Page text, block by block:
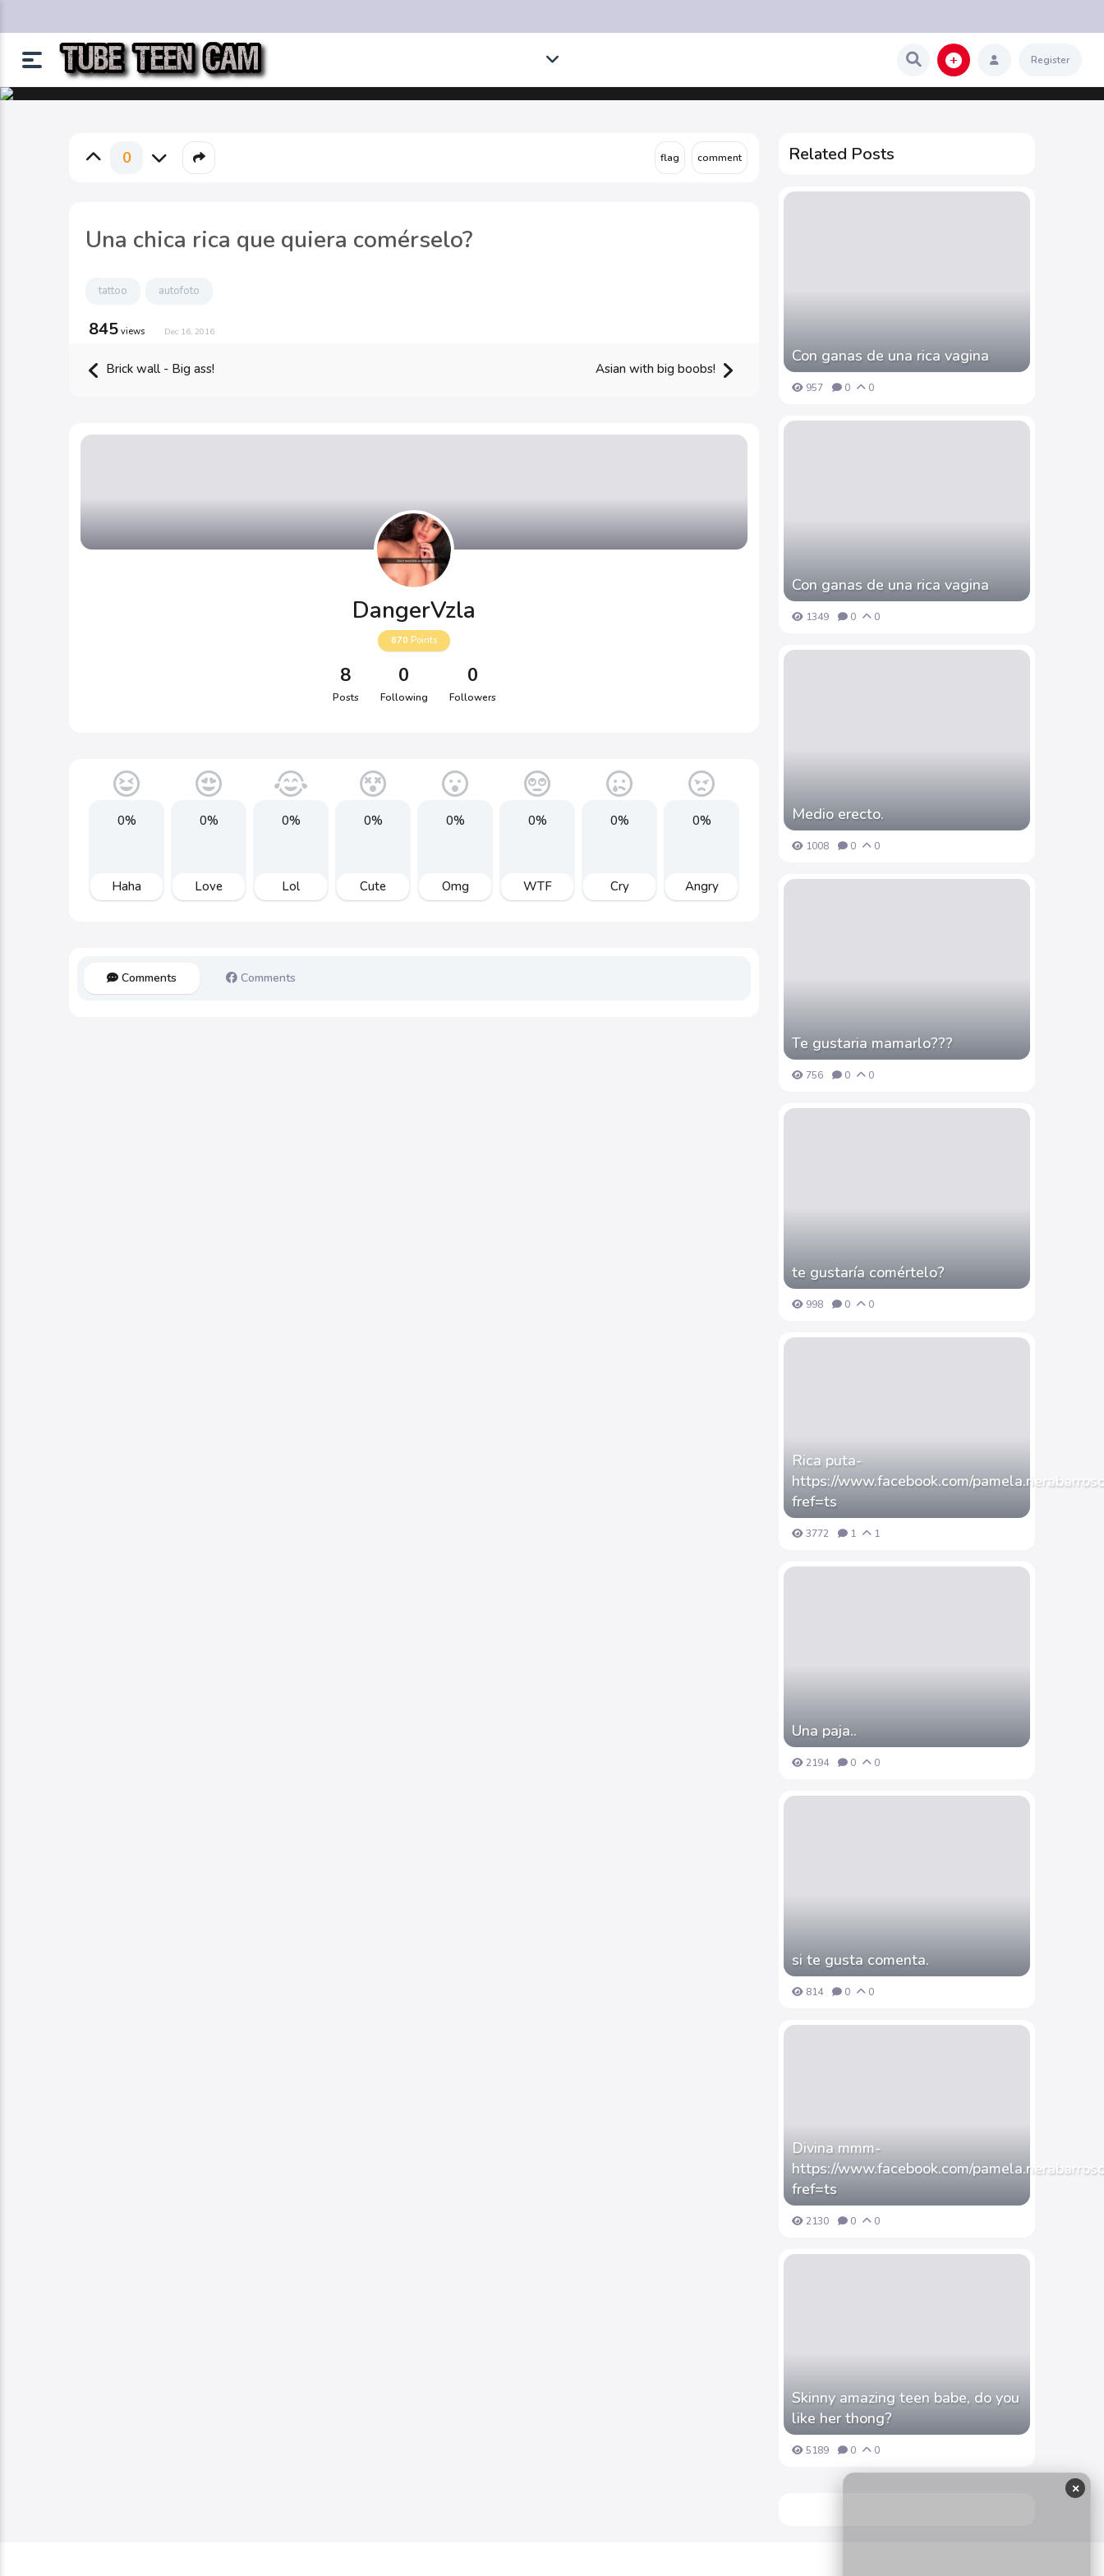
Register
0
Una chica rica que quiera comérselo?
tattoo autofoto
845 views Dec 16, 2016
Brick wall - Big ass! Asian with big boobs!
DangerVzla
870 Points
8
Posts
0
Following
0
Followers
0%
Haha
0%
Love
0%
Lol
0%
Cute
0%
Omg
0%
WTF
0%
Cry
0%
Angry
Comments Comments
Related Posts
Con ganas de una rica vagina
957 0 0
Con ganas de una rica vagina
1349 0 0
Medio erecto.
1008 0 0
Te gustaria mamarlo???
756 0 0
te gustaría comértelo?
998 0 0
Rica puta-
https://www.facebook.com/
fref=ts
3772 1 1
Una paja..
2194 0 0
si te gusta comenta.
814 0 0
Divina mmm-
https://www.facebook.com/
fref=ts
2130 0 0
Skinny amazing teen babe, do you
like her thong?
5189 0 0
×